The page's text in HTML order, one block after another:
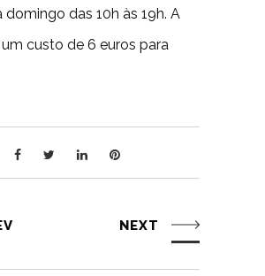
domingo das 10h às 19h. A
custo de 6 euros para
NEXT